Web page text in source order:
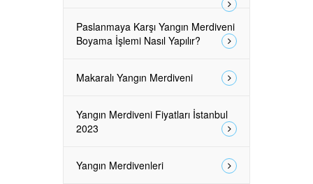
Paslanmaya Karşı Yangın Merdiveni
Boyama İşlemi Nasıl Yapılır?
Makaralı Yangın Merdiveni
Yangın Merdiveni Fiyatları İstanbul
2023
Yangın Merdivenleri